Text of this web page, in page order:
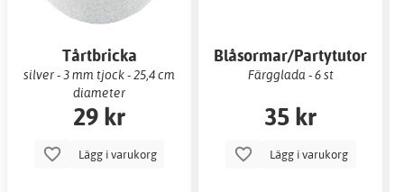
Tårtbricka
silver - 3 mm tjock - 25,4 cm
diameter
29 kr
Lägg i varukorg
Blåsormar/Partytutor
Färgglada - 6 st
35 kr
Lägg i varukorg